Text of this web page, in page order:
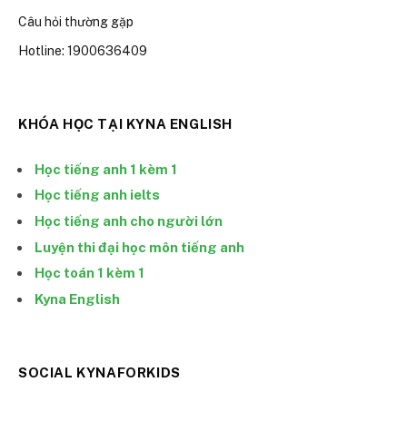
Câu hỏi thường gặp
Hotline: 1900636409
KHÓA HỌC TẠI KYNA ENGLISH
Học tiếng anh 1 kèm 1
Học tiếng anh ielts
Học tiếng anh cho người lớn
Luyện thi đại học môn tiếng anh
Học toán 1 kèm 1
Kyna English
SOCIAL KYNAFORKIDS